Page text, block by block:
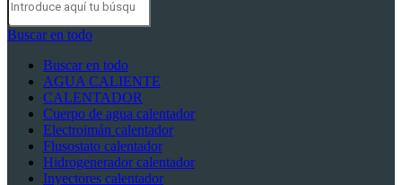
Buscar en todo
Buscar en todo
AGUA CALIENTE
CALENTADOR
Cuerpo de agua calentador
Electroimán calentador
Flusostato calentador
Hidrogenerador calentador
Inyectores calentador